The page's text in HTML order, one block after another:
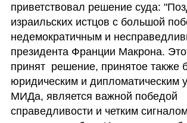
приветствовал решение суда:
израильских истцов с большой
недемократичным и
президента Франции Макрона.
принят  решение, принятое также
юридическим и дипломатическим
МИДа, является важной победой
справедливости и четким